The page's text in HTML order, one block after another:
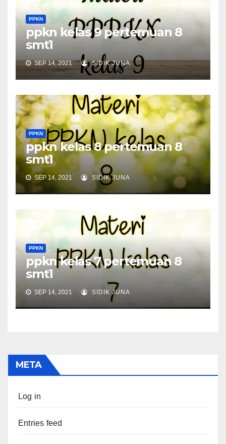
PPKN
ppkn kelas 9 pertemuan 8
smt1
SEP 14, 2021 SIDIK JUNA
PPKN
ppkn kelas 8 pertemuan 8
smt1
SEP 14, 2021 SIDIK JUNA
PPKN
ppkn kelas 7 pertemuan 8
smt1
SEP 14, 2021 SIDIK JUNA
META
Log in
Entries feed